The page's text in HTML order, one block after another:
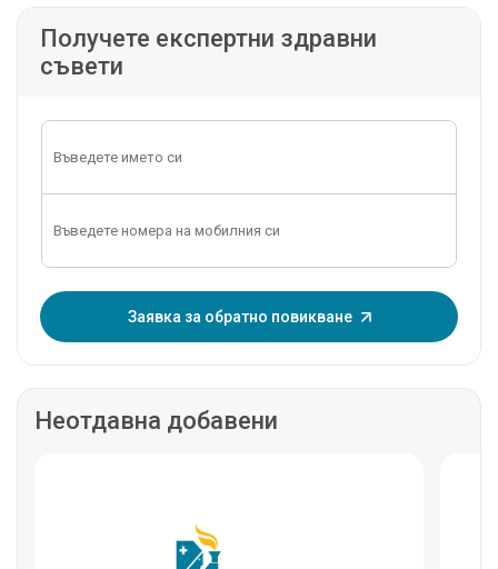
Получете експертни здравни
съвети
Заявка за обратно повикване
Неотдавна добавени